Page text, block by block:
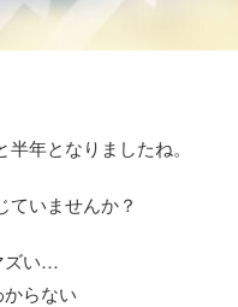
年となりましたね。
ていませんか？
ズい…
らない